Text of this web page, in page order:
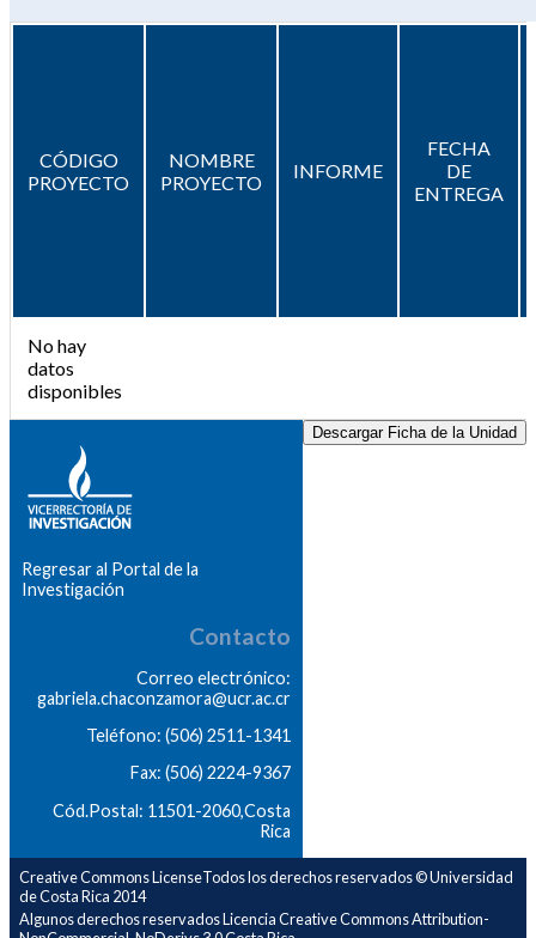
CÓDIGO
PROYECTO
NOMBRE
PROYECTO
INFORME
FECHA
DE
ENTREGA
No hay
datos
disponibles
Descargar Ficha de la Unidad
Regresar al Portal de la
Investigación
Contacto
Correo electrónico:
gabriela.chaconzamora@ucr.ac.cr
Teléfono: (506) 2511-1341
Fax: (506) 2224-9367
Cód.Postal: 11501-2060,Costa
Rica
Creative Commons LicenseTodos los derechos reservados © Universidad
de Costa Rica 2014
Algunos derechos reservados Licencia Creative Commons Attribution-